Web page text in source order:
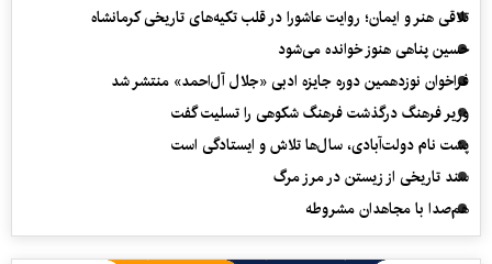
تلاقی هنر و ایمان؛ روایت عاشورا در قلب تکیه‌های تاریخی کرمانشاه
حسین پناهی هنوز خوانده می‌شود
فراخوان نوزدهمین دوره جایزه ادبی «جلال آل‌احمد» منتشر شد
وزیر فرهنگ درگذشت فرهنگ شکوهی را تسلیت گفت
پشت نام دولت‌آبادی، سال‌ها تلاش و ایستادگی است
سند تاریخی از زیستن در مرز مرگ
هم‌صدا با مجاهدان مشروطه